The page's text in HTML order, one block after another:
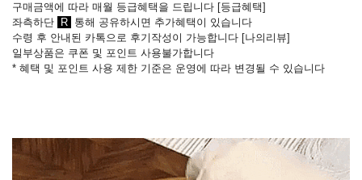
구매금액에 따라 매월 등급혜택을 드립니다 [등급혜택]
좌측하단
R 통해 공유하시면 추가혜택이 있습니다
수령 후 안내된 카톡으로 후기작성이 가능합니다 [나의리뷰]
일부상품은 쿠폰 및 포인트 사용불가합니다
* 혜택 및 포인트 사용 제한 기준은 운영에 따라 변경될 수 있습니다